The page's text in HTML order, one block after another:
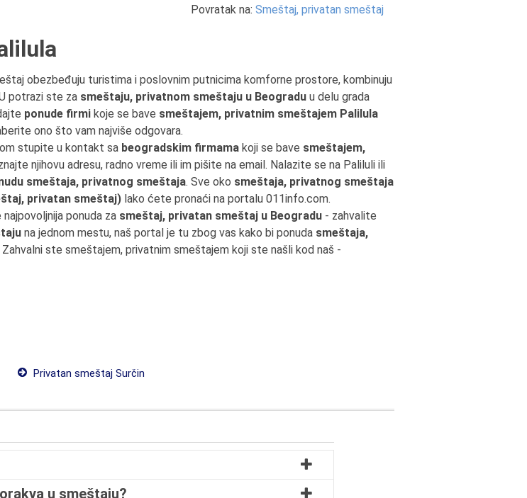
Povratak na: Smeštaj, privatan smeštaj
obezbeđuju turistima i poslovnim putnicima komforne prostore, kombinuju
potrazi ste za smeštaju, privatnom smeštaju u Beogradu u delu grada
ponude firmi koje se bave smeštajem, privatnim smeštajem Palilula
ono što vam najviše odgovara.
stupite u kontakt sa beogradskim firmama koji se bave smeštajem,
njihovu adresu, radno vreme ili im pišite na email. Nalazite se na Paliluli ili
smeštaja, privatnog smeštaja. Sve oko smeštaja, privatnog smeštaja
privatan smeštaj) lako ćete pronaći na portalu 011info.com.
ponuda za smeštaj, privatan smeštaj u Beogradu - zahvalite
na jednom mestu, naš portal je tu zbog vas kako bi ponuda smeštaja,
Zahvalni ste smeštajem, privatnim smeštajem koji ste našli kod naš -
Privatan smeštaj Surčin
u smeštaju?